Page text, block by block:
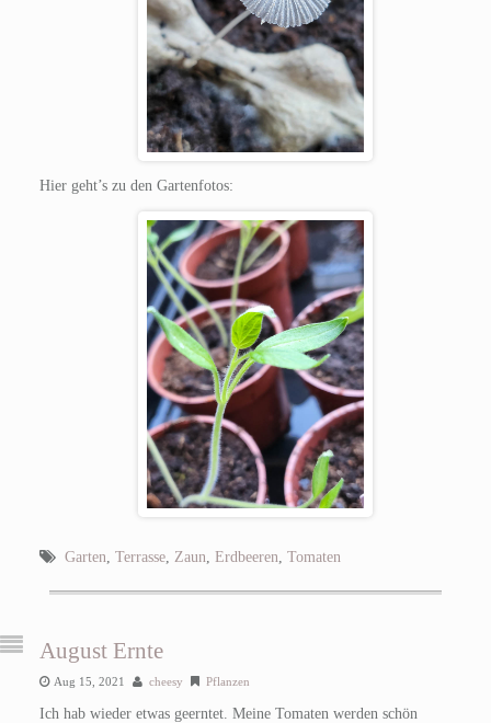
Hier geht’s zu den Gartenfotos:
Garten Terrasse, Zaun Erdbeeren Tomaten
August Ernte
Aug 15, 2021 cheesy Pflanzen
Ich hab wieder etwas geerntet. Meine Tomaten werden schön